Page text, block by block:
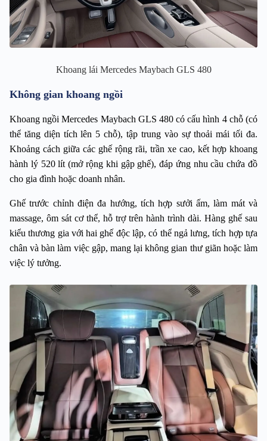
Khoang lái Mercedes Maybach GLS 480
Không gian khoang ngồi
Khoang ngồi Mercedes Maybach GLS 480 có cấu hình 4 chỗ (có
thể tăng diện tích lên 5 chỗ), tập trung vào sự thoải mái tối đa.
Khoảng cách giữa các ghế rộng rãi, trần xe cao, kết hợp khoang
hành lý 520 lít (mở rộng khi gập ghế), đáp ứng nhu cầu chứa đồ
cho gia đình hoặc doanh nhân.
Ghế trước chỉnh điện đa hướng, tích hợp sưởi ấm, làm mát và
massage, ôm sát cơ thể, hỗ trợ trên hành trình dài. Hàng ghế sau
kiểu thương gia với hai ghế độc lập, có thể ngả lưng, tích hợp tựa
chân và bàn làm việc gập, mang lại không gian thư giãn hoặc làm
việc lý tưởng.